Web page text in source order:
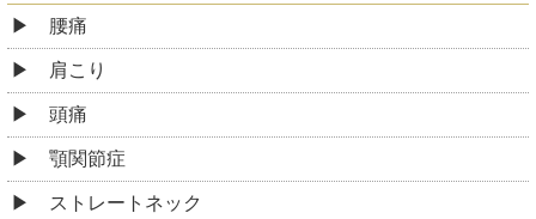
腰痛
肩こり
頭痛
顎関節症
ストレートネック